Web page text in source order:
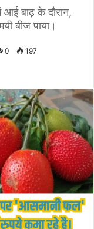
बाढ़ के दौरान,
बीज पाया।
0 197